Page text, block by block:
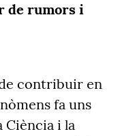
de rumors i
contribuir en
fa uns
Ciència i la